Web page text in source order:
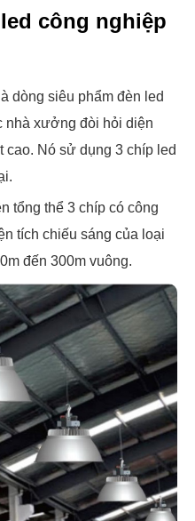
công nghiệp
là dòng siêu phẩm đèn led
nhà xưởng đòi hỏi diện
cao. Nó sử dụng 3 chíp led
tổng thể 3 chíp có công
tích chiếu sáng của loại
đến 300m vuông.